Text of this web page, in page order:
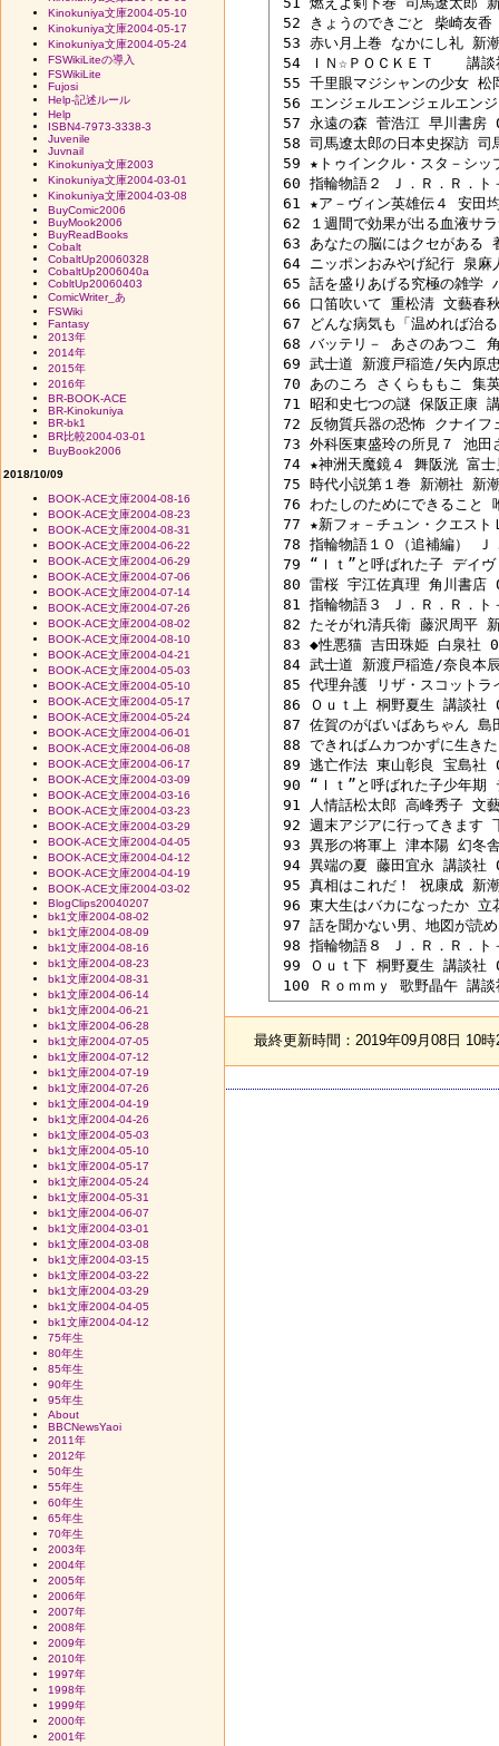
52 きょうのできごと 柴崎友
53 赤い月上巻 なかにし礼
54 ＩＮ☆ＰＯＣＫＥＴ 　 講
55 千里眼マジシャンの少女
56 エンジェルエンジェルエ
57 永遠の森 菅浩江 早川書
58 司馬遼太郎の日本史探訪
59 ★トゥインクル・スタ－シ
60 指輪物語２ Ｊ．Ｒ．Ｒ．
61 ★ア－ヴィン英雄伝４ 安
62 １週間で効果が出る血液
63 あなたの脳にはクセがあ
64 ニッポンおみやげ紀行 泉
65 話を盛りあげる究極の雑
66 口笛吹いて 重松清 文藝
67 どんな病気も「温めれば
68 バッテリ－ あさのあつこ
69 武士道 新渡戸稲造/矢内
70 あのころ さくらももこ
71 昭和史七つの謎 保阪正康
72 反物質兵器の恐怖 クナイ
73 外科医東盛玲の所見７ 池
74 ★神洲天魔鏡４ 舞阪洸 富
75 時代小説第１巻 新潮社
76 わたしのためにできるこ
77 ★新フォ－チュン・クエス
78 指輪物語１０（追補編）
79 “Ｉｔ”と呼ばれた子 デイヴ
80 雷桜 宇江佐真理 角川書
81 指輪物語３ Ｊ．Ｒ．Ｒ．
82 たそがれ清兵衛 藤沢周平
83 ◆性悪猫 吉田珠姫 白泉
84 武士道 新渡戸稲造/奈良
85 代理弁護 リザ・スコット
86 Ｏｕｔ上 桐野夏生 講談
87 佐賀のがばいばあちゃん
88 できればムカつかずに生
89 逃亡作法 東山彰良 宝島
90 “Ｉｔ”と呼ばれた子少年
91 人情話松太郎 高峰秀子
92 週末アジアに行ってきま
93 異形の将軍上 津本陽 幻
94 異端の夏 藤田宜永 講談
95 真相はこれだ！ 祝康成
96 東大生はバカになったか
97 話を聞かない男、地図が
98 指輪物語８ Ｊ．Ｒ．Ｒ．
99 Ｏｕｔ下 桐野夏生 講談
最終更新時間：2019年09月08日 10
Kinokuniya文庫2004-05-10
Kinokuniya文庫2004-05-17
Kinokuniya文庫2004-05-24
FSWikiLiteの導入
FSWikiLite
Fujosi
Help-記述ルール
Help
ISBN4-7973-3338-3
Juvenile
Juvnail
Kinokuniya文庫2003
Kinokuniya文庫2004-03-01
Kinokuniya文庫2004-03-08
BuyComic2006
BuyMook2006
BuyReadBooks
Cobalt
CobaltUp20060328
CobaltUp2006040a
CobltUp20060403
ComicWriter_あ
FSWiki
Fantasy
2013年
2014年
2015年
2016年
BR-BOOK-ACE
BR-Kinokuniya
BR-bk1
BR比較2004-03-01
BuyBook2006
2018/10/09
BOOK-ACE文庫2004-08-16
BOOK-ACE文庫2004-08-23
BOOK-ACE文庫2004-08-31
BOOK-ACE文庫2004-06-22
BOOK-ACE文庫2004-06-29
BOOK-ACE文庫2004-07-06
BOOK-ACE文庫2004-07-14
BOOK-ACE文庫2004-07-26
BOOK-ACE文庫2004-08-02
BOOK-ACE文庫2004-08-10
BOOK-ACE文庫2004-04-21
BOOK-ACE文庫2004-05-03
BOOK-ACE文庫2004-05-10
BOOK-ACE文庫2004-05-17
BOOK-ACE文庫2004-05-24
BOOK-ACE文庫2004-06-01
BOOK-ACE文庫2004-06-08
BOOK-ACE文庫2004-06-17
BOOK-ACE文庫2004-03-09
BOOK-ACE文庫2004-03-16
BOOK-ACE文庫2004-03-23
BOOK-ACE文庫2004-03-29
BOOK-ACE文庫2004-04-05
BOOK-ACE文庫2004-04-12
BOOK-ACE文庫2004-04-19
BOOK-ACE文庫2004-03-02
BlogClips20040207
bk1文庫2004-08-02
bk1文庫2004-08-09
bk1文庫2004-08-16
bk1文庫2004-08-23
bk1文庫2004-08-31
bk1文庫2004-06-14
bk1文庫2004-06-21
bk1文庫2004-06-28
bk1文庫2004-07-05
bk1文庫2004-07-12
bk1文庫2004-07-19
bk1文庫2004-07-26
bk1文庫2004-04-19
bk1文庫2004-04-26
bk1文庫2004-05-03
bk1文庫2004-05-10
bk1文庫2004-05-17
bk1文庫2004-05-24
bk1文庫2004-05-31
bk1文庫2004-06-07
bk1文庫2004-03-01
bk1文庫2004-03-08
bk1文庫2004-03-15
bk1文庫2004-03-22
bk1文庫2004-03-29
bk1文庫2004-04-05
bk1文庫2004-04-12
75年生
80年生
85年生
90年生
95年生
About
BBCNewsYaoi
2011年
2012年
50年生
55年生
60年生
65年生
70年生
2003年
2004年
2005年
2006年
2007年
2008年
2009年
2010年
1997年
1998年
1999年
2000年
2001年